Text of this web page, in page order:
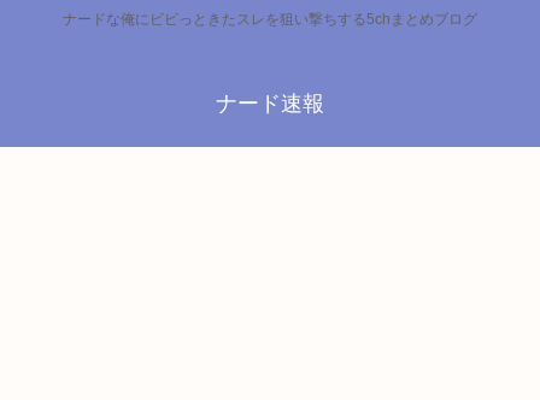
ナードな俺にビビっときたスレを狙い撃ちする5chまとめブログ
ナード速報